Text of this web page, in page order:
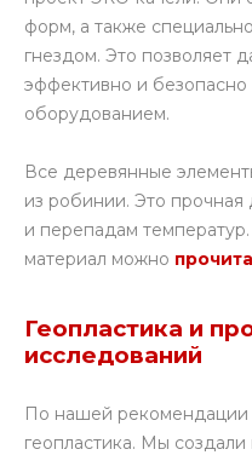
форм, а также
гнездом. Это позволяет
эффективно и безопасно
оборудованием.
Все деревянные
из робинии. Это прочная
и перепадам
материал можно
Геопластика и
исследований
По нашей рекомендации
геопластика. Мы